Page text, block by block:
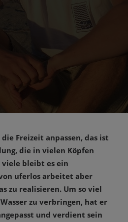
Freizeit anpassen, das ist
die in vielen Köpfen
bleibt es ein
uferlos arbeitet aber
zu realisieren. Um so viel
zu verbringen, hat er
und verdient sein